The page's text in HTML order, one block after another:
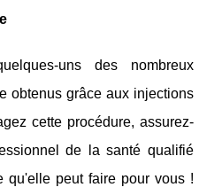
uns des nombreux
obtenus grâce aux injections
cette procédure, assurez-
de la santé qualifié
qu'elle peut faire pour vous !